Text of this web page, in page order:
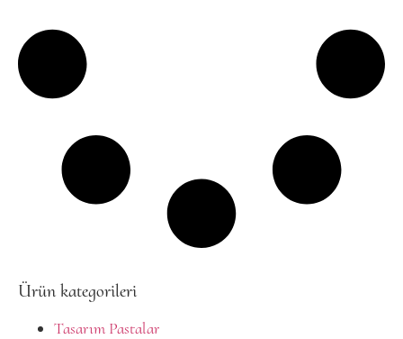
Ürün kategorileri
Tasarım Pastalar